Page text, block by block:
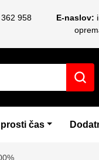
958 E-naslov:
čas